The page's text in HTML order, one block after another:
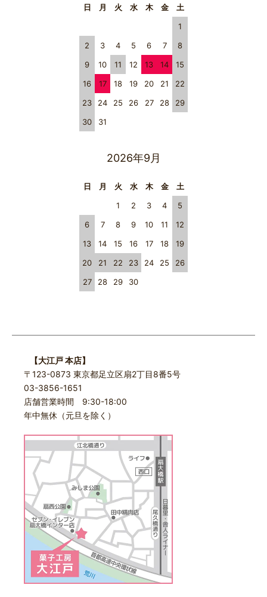
日 月 火 水 木 金
土
1
2
3 4 5 6 7
8
9
10 11 12 13 14
15
16
17 18 19 20 21
22
23
24 25 26 27 28
29
30
31
2026年9月
日 月 火 水 木 金
土
1
2 3 4
5
6
7 8 9 10 11
12
13
14 15 16 17 18
19
20
21 22 23 24 25
26
27
28 29 30
【大江戸 本店】
〒123-0873 東京都足立区扇2丁目8番5号
03-3856-1651
店舗営業時間 9:30-18:00
年中無休（元旦を除く）